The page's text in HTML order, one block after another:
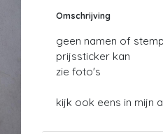
Omschrijving
geen namen of
prijssticker kan
zie foto's
kijk ook eens in mijn